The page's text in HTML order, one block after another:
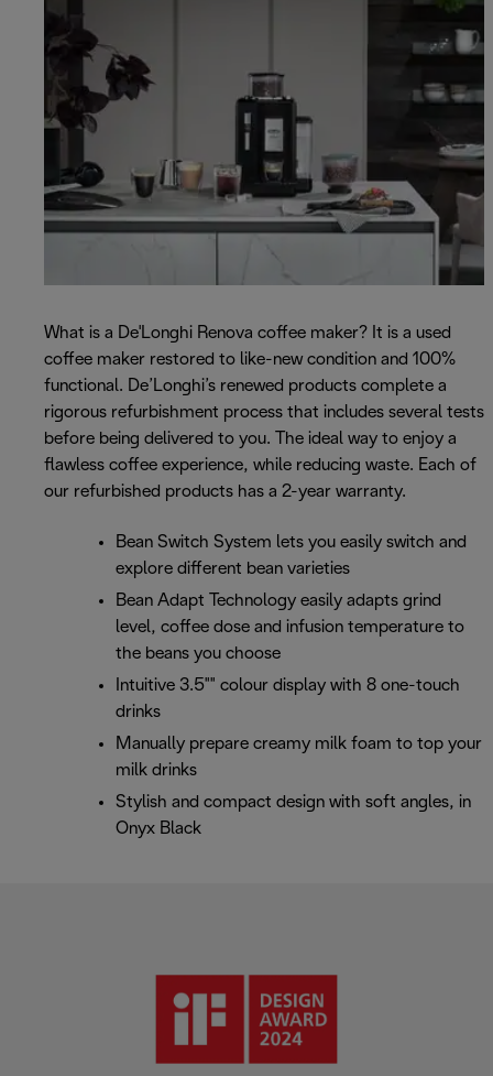
What is a De'Longhi Renova coffee maker? It is a used
coffee maker restored to like-new condition and 100%
functional. De’Longhi’s renewed products complete a
rigorous refurbishment process that includes several tests
before being delivered to you. The ideal way to enjoy a
flawless coffee experience, while reducing waste. Each of
our refurbished products has a 2-year warranty.
Bean Switch System lets you easily switch and
explore different bean varieties
Bean Adapt Technology easily adapts grind
level, coffee dose and infusion temperature to
the beans you choose
Intuitive 3.5"" colour display with 8 one-touch
drinks
Manually prepare creamy milk foam to top your
milk drinks
Stylish and compact design with soft angles, in
Onyx Black